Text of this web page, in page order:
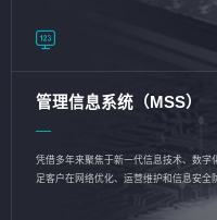
管理信息系统（MSS）
凭借多年来聚焦于新一代信息技术、数字
足客户在网络优化、运营维护和信息安